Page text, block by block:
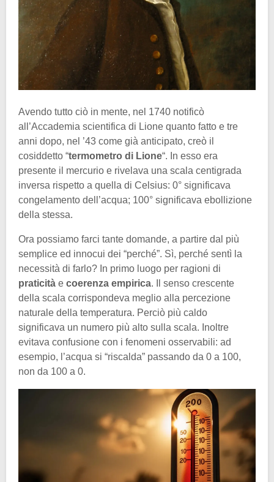
Avendo tutto ciò in mente, nel 1740 notificò
all’Accademia scientifica di Lione quanto fatto e tre
anni dopo, nel ’43 come già anticipato, creò il
cosiddetto “termometro di Lione“. In esso era
presente il mercurio e rivelava una scala centigrada
inversa rispetto a quella di Celsius: 0° significava
congelamento dell’acqua; 100° significava ebollizione
della stessa.
Ora possiamo farci tante domande, a partire dal più
semplice ed innocui dei “perché”. Sì, perché sentì la
necessità di farlo? In primo luogo per ragioni di
praticità e coerenza empirica. Il senso crescente
della scala corrispondeva meglio alla percezione
naturale della temperatura. Perciò più caldo
significava un numero più alto sulla scala. Inoltre
evitava confusione con i fenomeni osservabili: ad
esempio, l’acqua si “riscalda” passando da 0 a 100,
non da 100 a 0.